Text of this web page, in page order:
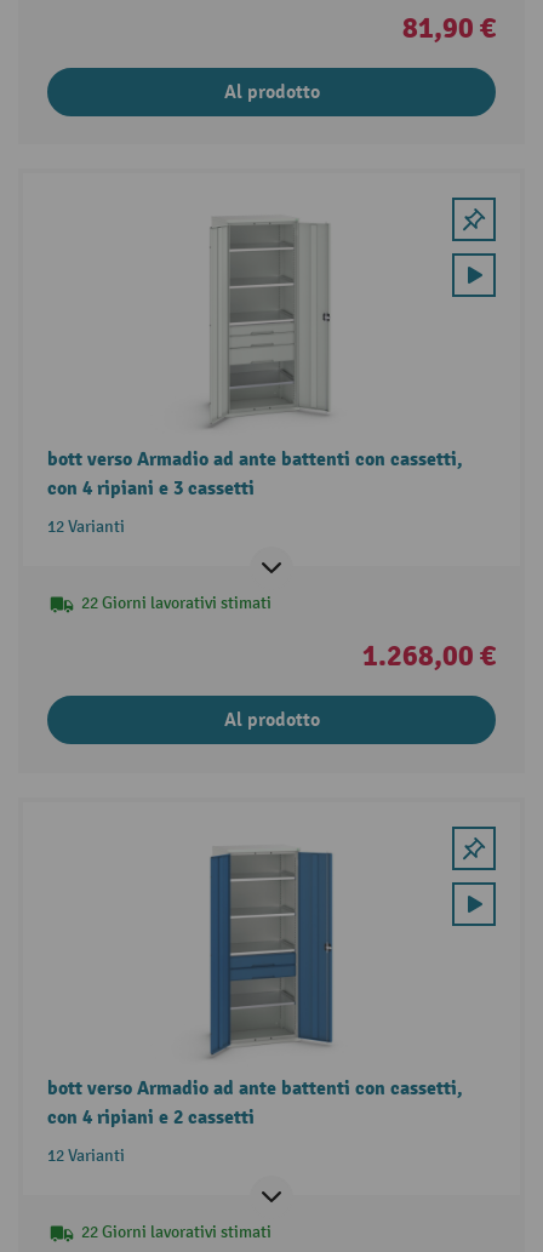
81,90 €
Al prodotto
bott verso Armadio ad ante battenti con cassetti,
con 4 ripiani e 3 cassetti
12 Varianti
22 Giorni lavorativi stimati
1.268,00 €
Al prodotto
bott verso Armadio ad ante battenti con cassetti,
con 4 ripiani e 2 cassetti
12 Varianti
22 Giorni lavorativi stimati